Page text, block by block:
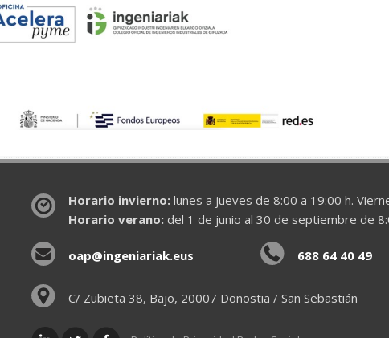
Horario invierno:lunes a jueves de 8:00 a 19:00 h.
Horario verano:del 1 de junio al 30 de septiembre de
oap@ingeniariak.eus 688 64 40 49
C/ Zubieta 38, Bajo, 20007 Donostia / San Sebastián